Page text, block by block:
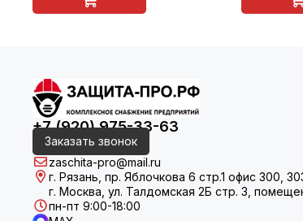
+7 (920) 975-33-63
Заказать звонок
zaschita-pro@mail.ru
г. Рязань, пр. Яблочкова 6 стр.1 офис 300,
г. Москва, ул. Талдомская 2Б стр. 3,
пн-пт 9:00-18:00